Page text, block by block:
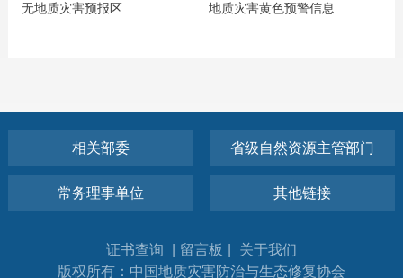
无地质灾害预报区
地质灾害黄色预警信息
相关部委 省级自然资源主管部门
常务理事单位 其他链接
证书查询 留言板
关于我们
版权所有：中国地质灾害防治与生态修复协会